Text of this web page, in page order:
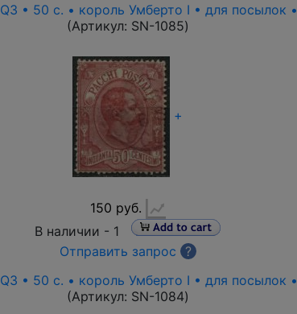
Q3 • 50 c. • король Умберто I • для посылок •
(Артикул: SN-1085)
+
150 руб.
В наличии - 1
Отправить запрос
?
Q3 • 50 c. • король Умберто I • для посылок •
(Артикул: SN-1084)